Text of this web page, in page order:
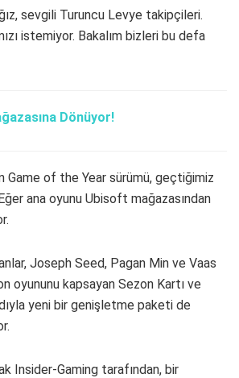
sevgili Turuncu Levye takipçileri.
istemiyor. Bakalım bizleri bu defa
Dönüyor!
Game of the Year sürümü, geçtiğimiz
ana oyunu Ubisoft mağazasından
Joseph Seed, Pagan Min ve Vaas
oyununu kapsayan Sezon Kartı ve
yeni bir genişletme paketi de
Insider-Gaming tarafından, bir